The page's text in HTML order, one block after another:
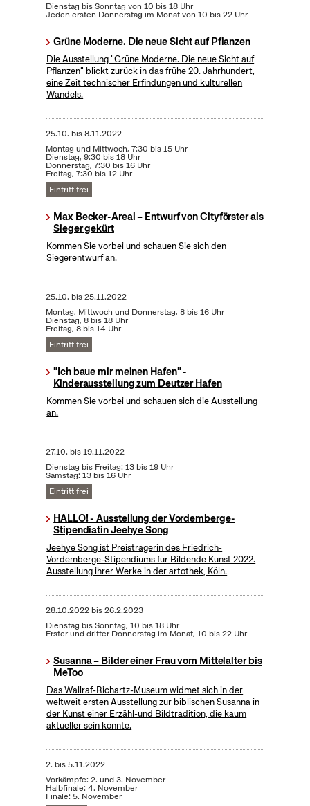
Dienstag bis Sonntag von 10 bis 18 Uhr
Jeden ersten Donnerstag im Monat von 10 bis 22 Uhr
Grüne Moderne. Die neue Sicht auf Pflanzen
Die Ausstellung "Grüne Moderne. Die neue Sicht auf
Pflanzen" blickt zurück in das frühe 20. Jahrhundert,
eine Zeit technischer Erfindungen und kulturellen
Wandels.
25.10. bis8.11.2022
Montag und Mittwoch, 7:30 bis 15 Uhr
Dienstag, 9:30 bis 18 Uhr
Donnerstag, 7:30 bis 16 Uhr
Freitag, 7:30 bis 12 Uhr
Eintritt frei
Max Becker-Areal – Entwurf von Cityförster als
Sieger gekürt
Kommen Sie vorbei und schauen Sie sich den
Siegerentwurf an.
25.10. bis25.11.2022
Montag, Mittwoch und Donnerstag, 8 bis 16 Uhr
Dienstag, 8 bis 18 Uhr
Freitag, 8 bis 14 Uhr
Eintritt frei
"Ich baue mir meinen Hafen" -
Kinderausstellung zum Deutzer Hafen
Kommen Sie vorbei und schauen sich die Ausstellung
an.
27.10. bis19.11.2022
Dienstag bis Freitag: 13 bis 19 Uhr
Samstag: 13 bis 16 Uhr
Eintritt frei
HALLO! - Ausstellung der Vordemberge-
Stipendiatin Jeehye Song
Jeehye Song ist Preisträgerin des Friedrich-
Vordemberge-Stipendiums für Bildende Kunst 2022.
Ausstellung ihrer Werke in der artothek, Köln.
28.10.2022bis26.2.2023
Dienstag bis Sonntag, 10 bis 18 Uhr
Erster und dritter Donnerstag im Monat, 10 bis 22 Uhr
Susanna – Bilder einer Frau vom Mittelalter bis
MeToo
Das Wallraf-Richartz-Museum widmet sich in der
weltweit ersten Ausstellung zur biblischen Susanna in
der Kunst einer Erzähl-und Bildtradition, die kaum
aktueller sein könnte.
2. bis5.11.2022
Vorkämpfe: 2. und 3. November
Halbfinale: 4. November
Finale: 5. November